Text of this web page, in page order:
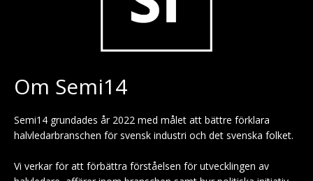
Om Semi14
Semi14 grundades år 2022 med målet att bättre förklara
halvledarbranschen för svensk industri och det svenska folket.
Vi verkar för att förbättra förståelsen för utvecklingen av